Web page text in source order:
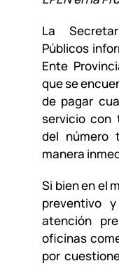
La
Públicos
Ente
que se
de pagar
servicio con
del número
manera
Si bien en el
preventivo
atención
oficinas
por